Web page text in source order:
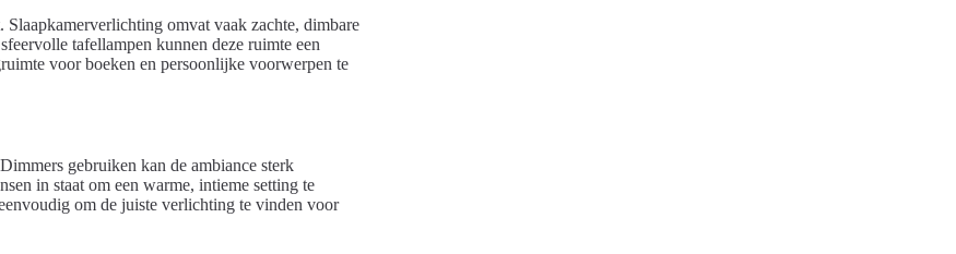
omvat vaak zachte, dimbare
tafellampen kunnen deze ruimte een
voor boeken en persoonlijke voorwerpen te
gebruiken kan de ambiance sterk
in staat om een warme, intieme setting te
om de juiste verlichting te vinden voor